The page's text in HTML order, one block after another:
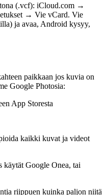
(.vcf): iCloud.com →
→ Vie vCard. Vie
ja avaa, Android kysyy,
paikkaan jos kuvia on
Google Photosia:
App Storesta
kaikki kuvat ja videot
käytät Google Onea, tai
riippuen kuinka paljon niitä